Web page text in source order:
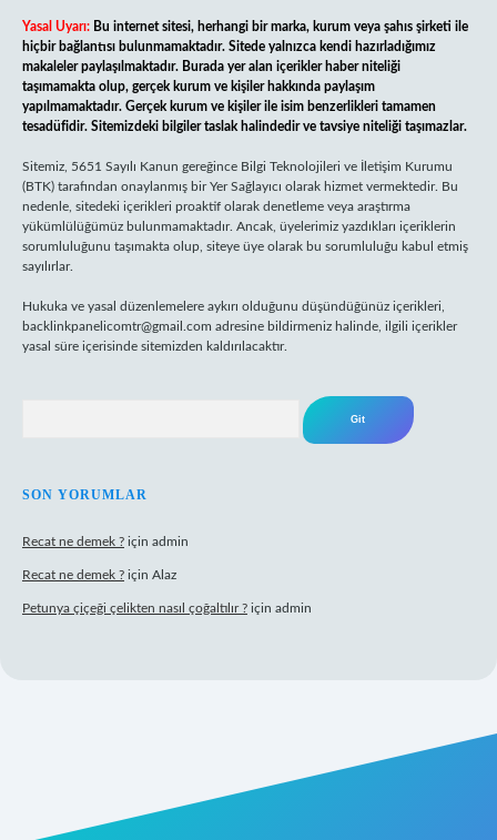
Yasal Uyarı: Bu internet sitesi, herhangi bir marka, kurum veya şahıs şirketi ile
hiçbir bağlantısı bulunmamaktadır. Sitede yalnızca kendi hazırladığımız
makaleler paylaşılmaktadır. Burada yer alan içerikler haber niteliği
taşımamakta olup, gerçek kurum ve kişiler hakkında paylaşım
yapılmamaktadır. Gerçek kurum ve kişiler ile isim benzerlikleri tamamen
tesadüfidir. Sitemizdeki bilgiler taslak halindedir ve tavsiye niteliği taşımazlar.
Sitemiz, 5651 Sayılı Kanun gereğince Bilgi Teknolojileri ve İletişim Kurumu
(BTK) tarafından onaylanmış bir Yer Sağlayıcı olarak hizmet vermektedir. Bu
nedenle, sitedeki içerikleri proaktif olarak denetleme veya araştırma
yükümlülüğümüz bulunmamaktadır. Ancak, üyelerimiz yazdıkları içeriklerin
sorumluluğunu taşımakta olup, siteye üye olarak bu sorumluluğu kabul etmiş
sayılırlar.
Hukuka ve yasal düzenlemelere aykırı olduğunu düşündüğünüz içerikleri,
backlinkpanelicomtr@gmail.com adresine bildirmeniz halinde, ilgili içerikler
yasal süre içerisinde sitemizden kaldırılacaktır.
SON YORUMLAR
Recat ne demek ? için admin
Recat ne demek ? için Alaz
Petunya çiçeği çelikten nasıl çoğaltılır ? için admin